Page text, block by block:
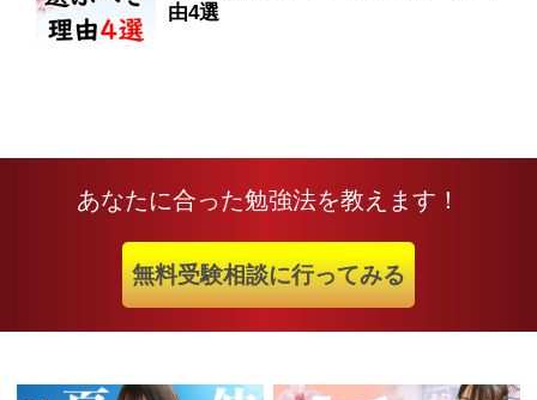
由4選
あなたに合った勉強法を教えます！
無料受験相談に行ってみる